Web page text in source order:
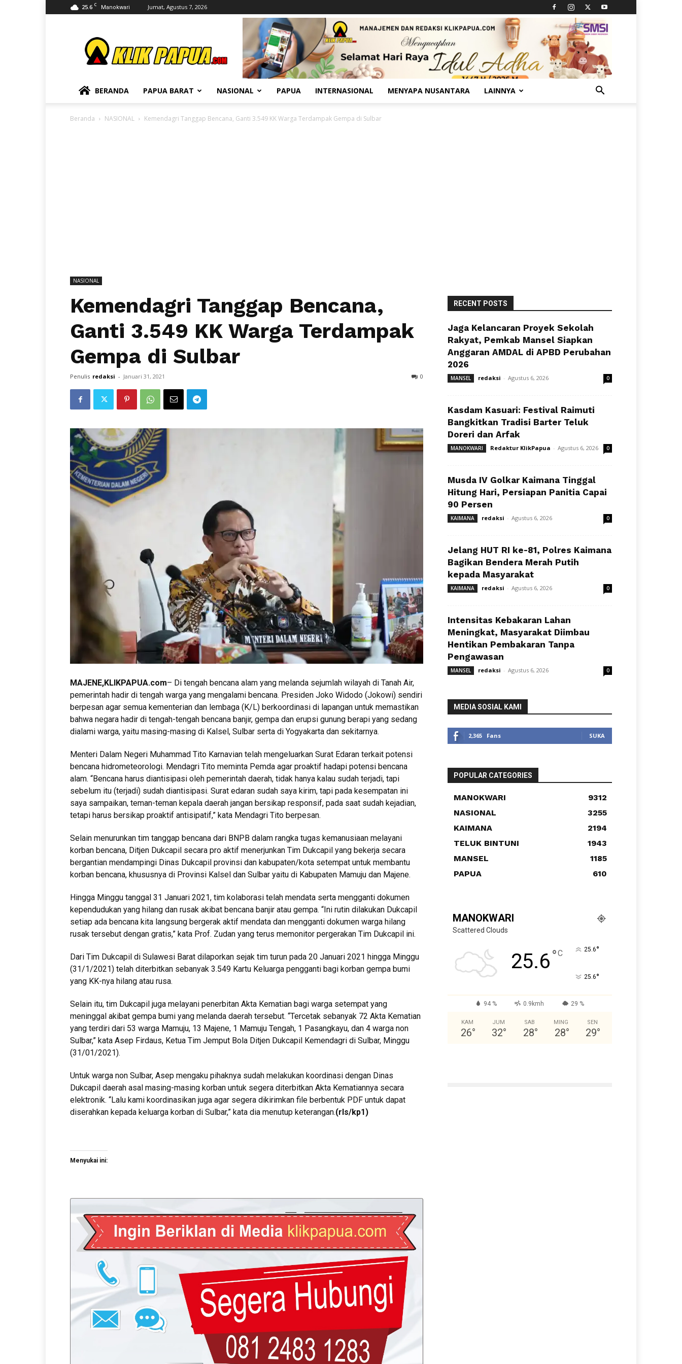
25.6 C Manokwari Jumat, Agustus 7, 2026
BERANDA PAPUA BARAT NASIONAL PAPUA INTERNASIONAL MENYAPA NUSANTARA LAINNYA
Beranda NASIONAL Kemendagri Tanggap Bencana, Ganti 3.549 KK Warga Terdampak Gempa di Sulbar
NASIONAL
Kemendagri Tanggap Bencana,
Ganti 3.549 KK Warga Terdampak
Gempa di Sulbar
Penulis redaksi - Januari 31, 2021 0
MAJENE,KLIKPAPUA.com– Di tengah bencana alam yang melanda sejumlah wilayah di Tanah Air,
pemerintah hadir di tengah warga yang mengalami bencana. Presiden Joko Widodo (Jokowi) sendiri
berpesan agar semua kementerian dan lembaga (K/L) berkoordinasi di lapangan untuk memastikan
bahwa negara hadir di tengah-tengah bencana banjir, gempa dan erupsi gunung berapi yang sedang
dialami warga, yaitu masing-masing di Kalsel, Sulbar serta di Yogyakarta dan sekitarnya.
Menteri Dalam Negeri Muhammad Tito Karnavian telah mengeluarkan Surat Edaran terkait potensi
bencana hidrometeorologi. Mendagri Tito meminta Pemda agar proaktif hadapi potensi bencana
alam. “Bencana harus diantisipasi oleh pemerintah daerah, tidak hanya kalau sudah terjadi, tapi
sebelum itu (terjadi) sudah diantisipasi. Surat edaran sudah saya kirim, tapi pada kesempatan ini
saya sampaikan, teman-teman kepala daerah jangan bersikap responsif, pada saat sudah kejadian,
tetapi harus bersikap proaktif antisipatif,” kata Mendagri Tito berpesan.
Selain menurunkan tim tanggap bencana dari BNPB dalam rangka tugas kemanusiaan melayani
korban bencana, Ditjen Dukcapil secara pro aktif menerjunkan Tim Dukcapil yang bekerja secara
bergantian mendampingi Dinas Dukcapil provinsi dan kabupaten/kota setempat untuk membantu
korban bencana, khususnya di Provinsi Kalsel dan Sulbar yaitu di Kabupaten Mamuju dan Majene.
Hingga Minggu tanggal 31 Januari 2021, tim kolaborasi telah mendata serta mengganti dokumen
kependudukan yang hilang dan rusak akibat bencana banjir atau gempa. “Ini rutin dilakukan Dukcapil
setiap ada bencana kita langsung bergerak aktif mendata dan mengganti dokumen warga hilang
rusak tersebut dengan gratis,” kata Prof. Zudan yang terus memonitor pergerakan Tim Dukcapil ini.
Dari Tim Dukcapil di Sulawesi Barat dilaporkan sejak tim turun pada 20 Januari 2021 hingga Minggu
(31/1/2021) telah diterbitkan sebanyak 3.549 Kartu Keluarga pengganti bagi korban gempa bumi
yang KK-nya hilang atau rusa.
Selain itu, tim Dukcapil juga melayani penerbitan Akta Kematian bagi warga setempat yang
meninggal akibat gempa bumi yang melanda daerah tersebut. “Tercetak sebanyak 72 Akta Kematian
yang terdiri dari 53 warga Mamuju, 13 Majene, 1 Mamuju Tengah, 1 Pasangkayu, dan 4 warga non
Sulbar,” kata Asep Firdaus, Ketua Tim Jemput Bola Ditjen Dukcapil Kemendagri di Sulbar, Minggu
(31/01/2021).
Untuk warga non Sulbar, Asep mengaku pihaknya sudah melakukan koordinasi dengan Dinas
Dukcapil daerah asal masing-masing korban untuk segera diterbitkan Akta Kematiannya secara
elektronik. “Lalu kami koordinasikan juga agar segera dikirimkan file berbentuk PDF untuk dapat
diserahkan kepada keluarga korban di Sulbar,” kata dia menutup keterangan.(rls/kp1)
Menyukai ini:
RECENT POSTS
Jaga Kelancaran Proyek Sekolah
Rakyat, Pemkab Mansel Siapkan
Anggaran AMDAL di APBD Perubahan
2026
MANSEL redaksi - Agustus 6, 2026 0
Kasdam Kasuari: Festival Raimuti
Bangkitkan Tradisi Barter Teluk
Doreri dan Arfak
MANOKWARI Redaktur KlikPapua - Agustus 6, 2026 0
Musda IV Golkar Kaimana Tinggal
Hitung Hari, Persiapan Panitia Capai
90 Persen
KAIMANA redaksi - Agustus 6, 2026 0
Jelang HUT RI ke-81, Polres Kaimana
Bagikan Bendera Merah Putih
kepada Masyarakat
KAIMANA redaksi - Agustus 6, 2026 0
Intensitas Kebakaran Lahan
Meningkat, Masyarakat Diimbau
Hentikan Pembakaran Tanpa
Pengawasan
MANSEL redaksi - Agustus 6, 2026 0
MEDIA SOSIAL KAMI
2,365 Fans SUKA
POPULAR CATEGORIES
MANOKWARI
9312
NASIONAL
3255
KAIMANA
2194
TELUK BINTUNI
1943
MANSEL
1185
PAPUA
610
MANOKWARI
Scattered Clouds
25.6°C 25.6°
25.6°
94 % 0.9kmh 29 %
KAM
26°
JUM
32°
SAB
28°
MING
28°
SEN
29°